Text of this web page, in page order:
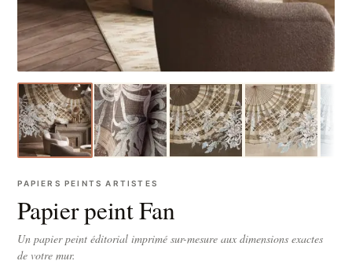
PAPIERS PEINTS ARTISTES
Papier peint Fan
Un papier peint éditorial imprimé sur-mesure aux dimensions exactes
de votre mur.